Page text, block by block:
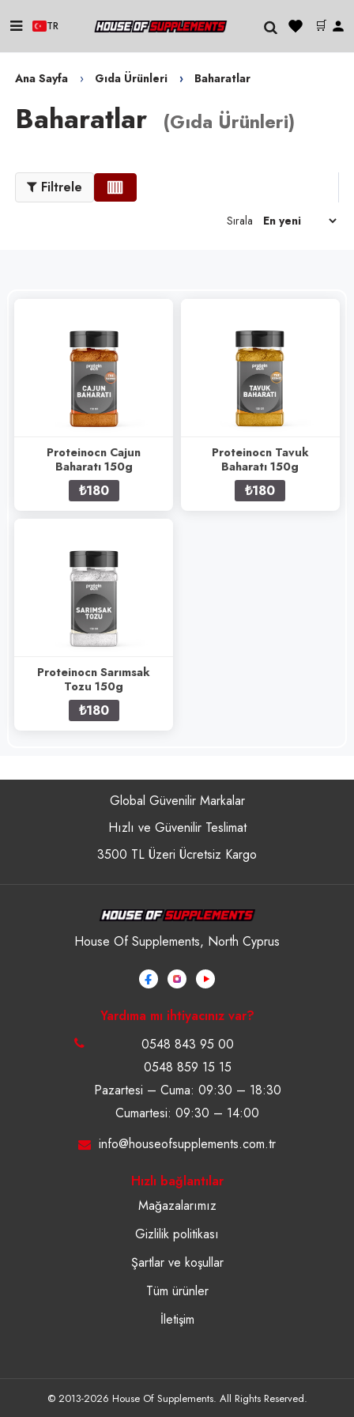
TR 🛒
Ana Sayfa Gıda Ürünleri Baharatlar
Baharatlar (Gıda Ürünleri)
Filtrele
Sırala
Proteinocn Cajun
Baharatı 150g
₺180
Proteinocn Tavuk
Baharatı 150g
₺180
Proteinocn Sarımsak
Tozu 150g
₺180
Global Güvenilir Markalar
Hızlı ve Güvenilir Teslimat
3500 TL Üzeri Ücretsiz Kargo
House Of Supplements, North Cyprus
Yardıma mı ihtiyacınız var?
0548 843 95 00
0548 859 15 15
Pazartesi – Cuma: 09:30 – 18:30
Cumartesi: 09:30 – 14:00
info@houseofsupplements.com.tr
Hızlı bağlantılar
Mağazalarımız
Gizlilik politikası
Şartlar ve koşullar
Tüm ürünler
İletişim
© 2013-2026 House Of Supplements. All Rights Reserved.